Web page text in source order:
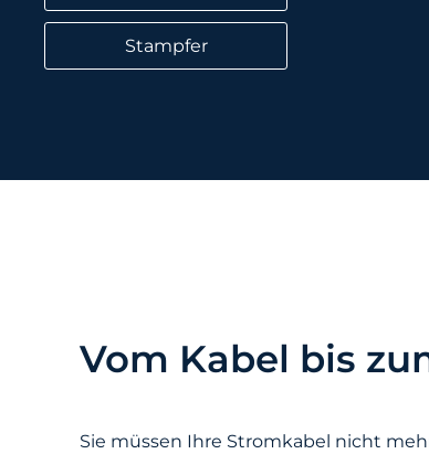
Stampfer
Vom Kabel bis
Sie müssen Ihre Stromkabel nicht